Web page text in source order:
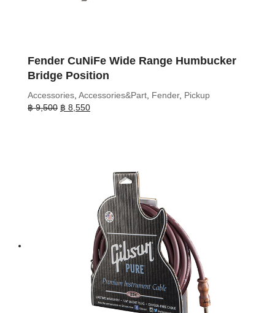
Fender CuNiFe Wide Range Humbucker
Bridge Position
Accessories Accessories&Part Fender, Pickup
฿9,500 Original
฿ 8,550Current